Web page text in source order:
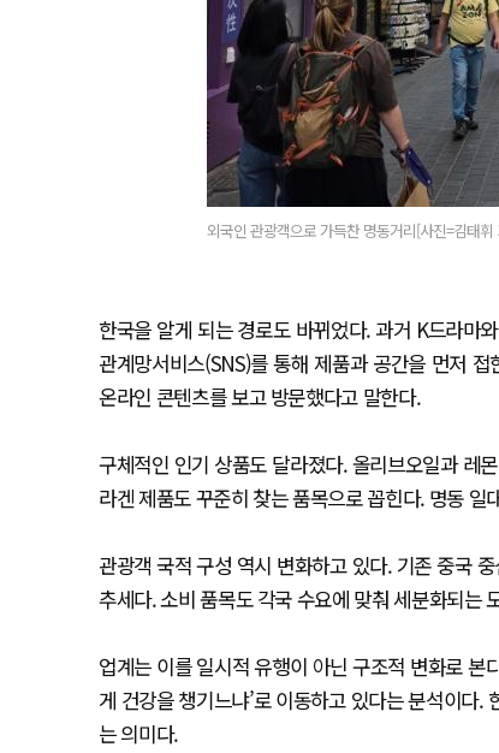
외국인 관광객으로 가득찬 명동거리[사진=김태휘
한국을 알게 되는 경로도 바뀌었다. 과거 K드라마
관계망서비스(SNS)를 통해 제품과 공간을 먼저
온라인 콘텐츠를 보고 방문했다고 말한다.
구체적인 인기 상품도 달라졌다. 올리브오일과 레
라겐 제품도 꾸준히 찾는 품목으로 꼽힌다. 명동
관광객 국적 구성 역시 변화하고 있다. 기존 중국
추세다. 소비 품목도 각국 수요에 맞춰 세분화되는
업계는 이를 일시적 유행이 아닌 구조적 변화로 본
게 건강을 챙기느냐’로 이동하고 있다는 분석이다
는 의미다.